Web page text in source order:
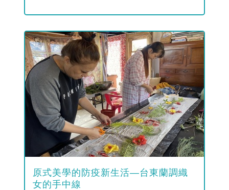
原式美學的防疫新生活—台東蘭調織
女的手中線